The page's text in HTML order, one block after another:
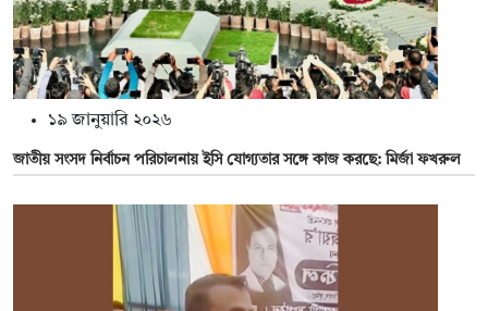
১৯ জানুয়ারি ২০২৬
জাতীয় সংসদ নির্বাচন পরিচালনায় ইসি যোগ্যতার সঙ্গে কাজ করছে: মির্জা ফখরুল